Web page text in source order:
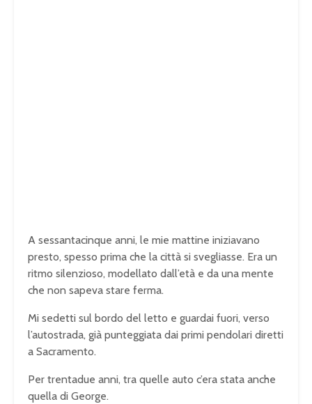
A sessantacinque anni, le mie mattine iniziavano
presto, spesso prima che la città si svegliasse. Era un
ritmo silenzioso, modellato dall’età e da una mente
che non sapeva stare ferma.
Mi sedetti sul bordo del letto e guardai fuori, verso
l’autostrada, già punteggiata dai primi pendolari diretti
a Sacramento.
Per trentadue anni, tra quelle auto c’era stata anche
quella di George.